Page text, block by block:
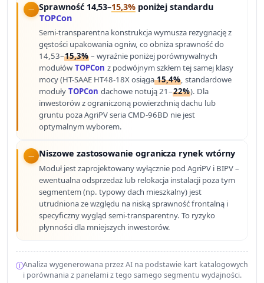
Sprawność 14,53–15,3%poniżej standardu
TOPCon
Semi-transparentna konstrukcja wymusza rezygnację z
gęstości upakowania ogniw, co obniża sprawność do
14,53–15,3% – wyraźnie poniżej porównywalnych
modułów TOPCon z podwójnym szkłem tej samej klasy
mocy (HT-SAAE HT48-18X osiąga15,4%, standardowe
moduły TOPCon dachowe notują 21–22%). Dla
inwestorów z ograniczoną powierzchnią dachu lub
gruntu poza AgriPV seria CMD-96BD nie jest
optymalnym wyborem.
Niszowe zastosowanie ogranicza rynek wtórny
Moduł jest zaprojektowany wyłącznie pod AgriPV i BIPV –
ewentualna odsprzedaż lub relokacja instalacji poza tym
segmentem (np. typowy dach mieszkalny) jest
utrudniona ze względu na niską sprawność frontalną i
specyficzny wygląd semi-transparentny. To ryzyko
płynności dla mniejszych inwestorów.
Analiza wygenerowana przez AI na podstawie kart katalogowych
i porównania z panelami z tego samego segmentu wydajności.